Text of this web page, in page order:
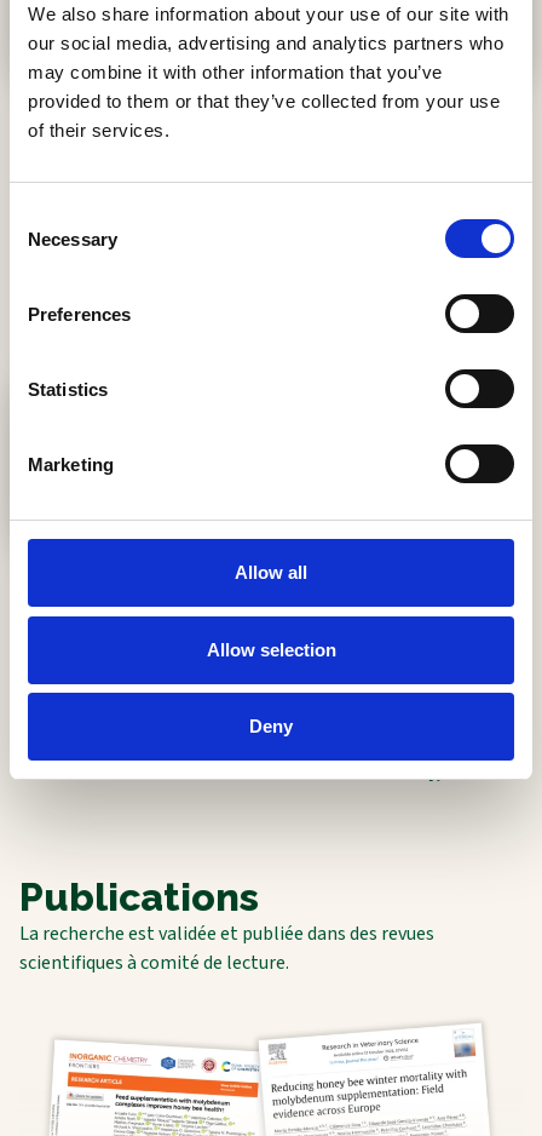
We also share information about your use of our site with
our social media, advertising and analytics partners who
may combine it with other information that you’ve
provided to them or that they’ve collected from your use
of their services.
Selection
Necessary
Preferences
Statistics
Marketing
Allow all
Allow selection
Deny
environnement.
Collaboration
internationale
38 chercheurs et experts en apiculture ont participé à la
recherche. La validation par des tiers est ce qui transforme
les croyances en science.
Faculté de médecine
vétérinaire, Université
Institut des sciences
animales, Demeter, Grèce
Saint-Quentin-en-Yvelines,
France
Centre national de la
(CNRS), France
Publications
La recherche est validée et publiée dans des revues
scientifiques à comité de lecture.